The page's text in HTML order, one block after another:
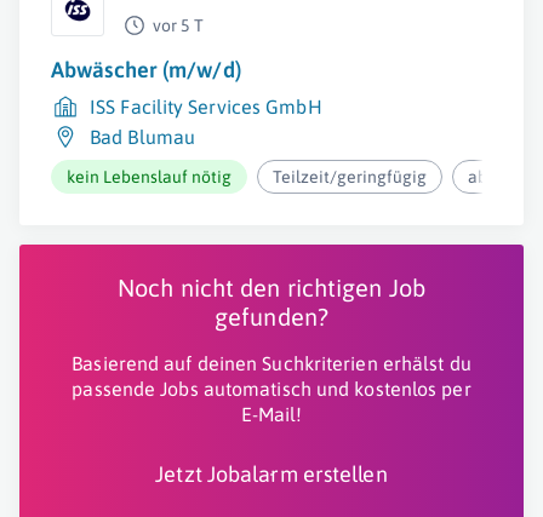
vor 5 T
Abwäscher (m/w/d)
ISS Facility Services GmbH
Bad Blumau
kein Lebenslauf nötig Teilzeit/geringfügig ab
Noch nicht den richtigen Job
gefunden?
Basierend auf deinen Suchkriterien erhälst du
passende Jobs automatisch und kostenlos per
E-Mail!
Jetzt Jobalarm erstellen